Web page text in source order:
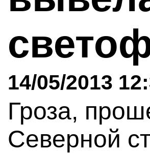
14/05/2013
Гроза,
Северной